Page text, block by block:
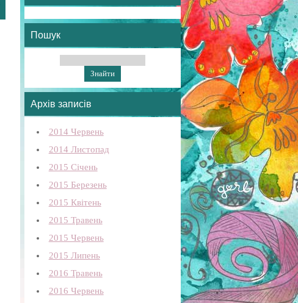
Пошук
Архів записів
2014 Червень
2014 Листопад
2015 Січень
2015 Березень
2015 Квітень
2015 Травень
2015 Червень
2015 Липень
2016 Травень
2016 Червень